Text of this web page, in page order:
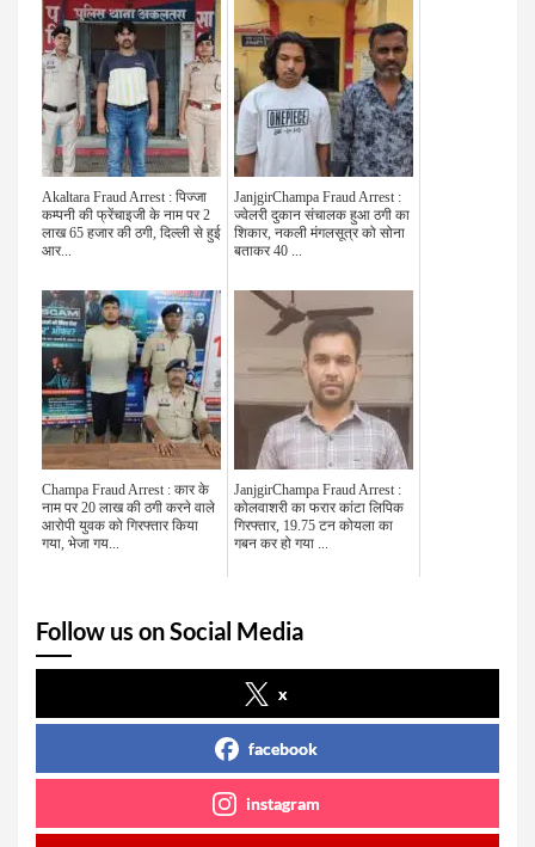
Akaltara Fraud Arrest : पिज्जा
कम्पनी की फ्रेंचाइजी के नाम पर 2
लाख 65 हजार की ठगी, दिल्ली से हुई
आर...
JanjgirChampa Fraud Arrest :
ज्वेलरी दुकान संचालक हुआ ठगी का
शिकार, नकली मंगलसूत्र को सोना
बताकर 40 ...
Champa Fraud Arrest : कार के
नाम पर 20 लाख की ठगी करने वाले
आरोपी युवक को गिरफ्तार किया
गया, भेजा गय...
JanjgirChampa Fraud Arrest :
कोलवाशरी का फरार कांटा लिपिक
गिरफ्तार, 19.75 टन कोयला का
गबन कर हो गया ...
Follow us on Social Media
x
facebook
instagram